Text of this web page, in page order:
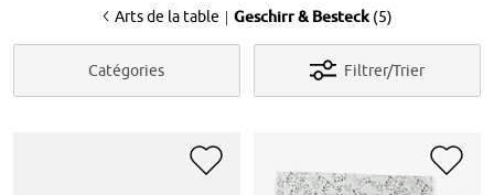
<Arts de la table | Geschirr & Besteck (5)
Catégories Filtrer/Trier